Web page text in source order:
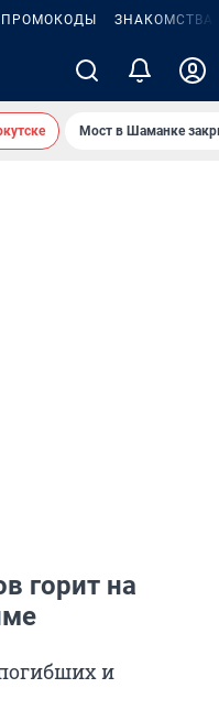
ПРОМОКОДЫ ЗНАКОМСТВА
Мост в Шаманке
горит на
и